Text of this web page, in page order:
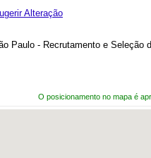
Alteração
Paulo - Recrutamento e Seleção
O posicionamento no mapa é